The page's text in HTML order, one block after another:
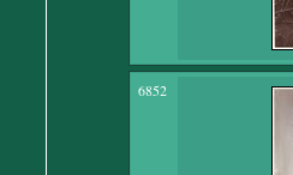
6852